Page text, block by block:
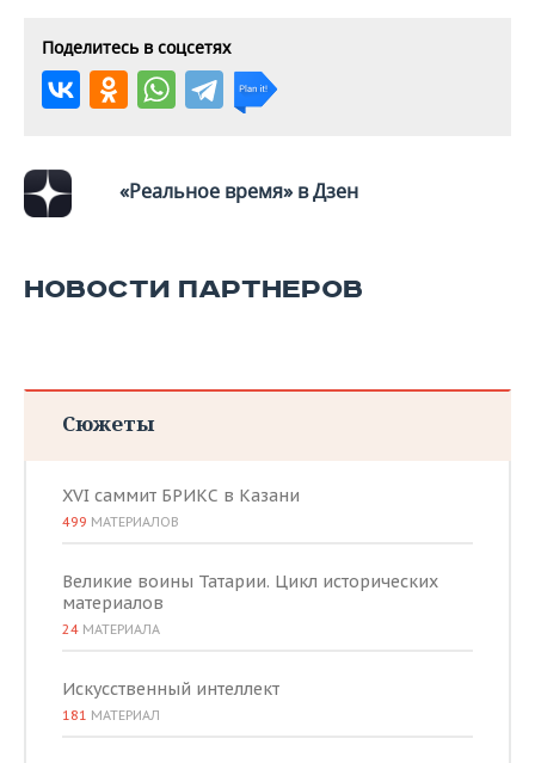
Поделитесь в соцсетях
«Реальное время» в Дзен
НОВОСТИ ПАРТНЕРОВ
Сюжеты
XVI саммит БРИКС в Казани
499 МАТЕРИАЛОВ
Великие воины Татарии. Цикл исторических
материалов
24 МАТЕРИАЛА
Искусственный интеллект
181 МАТЕРИАЛ